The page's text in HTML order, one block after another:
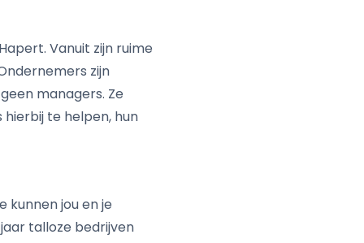
Vanuit zijn ruime
zijn
managers. Ze
te helpen, hun
jou en je
talloze bedrijven